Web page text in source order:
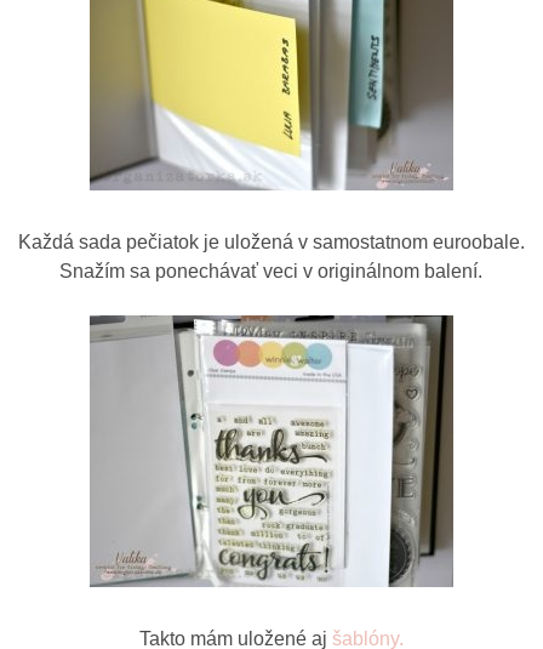
Každá sada pečiatok je uložená v samostatnom euroobale.
Snažím sa ponechávať veci v originálnom balení.
Takto mám uložené aj šablóny.